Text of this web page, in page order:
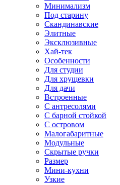
Минимализм
Под старину
Скандинавские
Элитные
Эксклюзивные
Хай-тек
Особенности
Для студии
Для хрущевки
Для дачи
Встроенные
С антресолями
С барной стойкой
С островом
Малогабаритные
Модульные
Скрытые ручки
Размер
Мини-кухни
Узкие